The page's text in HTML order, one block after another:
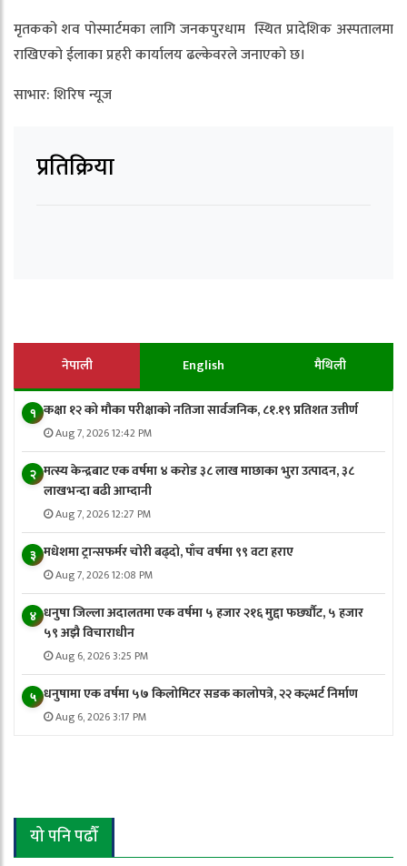
मृतकको शव पोस्मार्टमका लागि जनकपुरधाम स्थित प्रादेशिक अस्पतालमा
राखिएको ईलाका प्रहरी कार्यालय ढल्केवरले जनाएको छ।
साभार: शिरिष न्यूज
प्रतिक्रिया
नेपाली English मैथिली
१ कक्षा १२ को मौका परीक्षाको नतिजा सार्वजनिक, ८१.१९ प्रतिशत उत्तीर्ण
Aug 7, 2026 12:42 PM
२ मत्स्य केन्द्रबाट एक वर्षमा ४ करोड ३८ लाख माछाका भुरा उत्पादन, ३८
लाखभन्दा बढी आम्दानी
Aug 7, 2026 12:27 PM
३ मधेशमा ट्रान्सफर्मर चोरी बढ्दो, पाँच वर्षमा ९९ वटा हराए
Aug 7, 2026 12:08 PM
४ धनुषा जिल्ला अदालतमा एक वर्षमा ५ हजार २१६ मुद्दा फर्छ्यौट, ५ हजार
५९ अझै विचाराधीन
Aug 6, 2026 3:25 PM
५ धनुषामा एक वर्षमा ५७ किलोमिटर सडक कालोपत्रे, २२ कल्भर्ट निर्माण
Aug 6, 2026 3:17 PM
यो पनि पढौँ